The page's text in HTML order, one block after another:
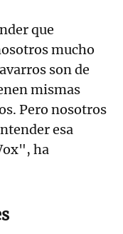
que
mucho
son de
mismas
Pero nosotros
esa
ha